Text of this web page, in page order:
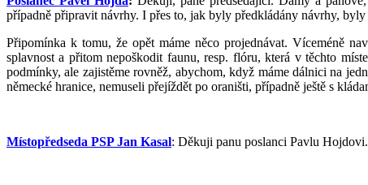
případně připravit návrhy. I přes to, jak byly předkládány návrhy,
Připomínka k tomu, že opět máme něco projednávat. Víceméně
splavnost a přitom nepoškodit faunu, resp. flóru, která v těchto
podmínky, ale zajistěme rovněž, abychom, když máme dálnici na
německé hranice, nemuseli přejíždět po oraništi, případně ještě s
Místopředseda PSP Jan Kasal: Děkuji panu poslanci Pavlu